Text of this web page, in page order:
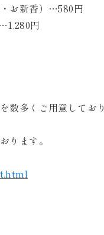
お新香）…580円
円
数多くご用意してお
ります。